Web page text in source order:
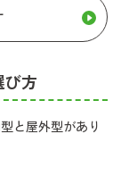
び方
と屋外型があり